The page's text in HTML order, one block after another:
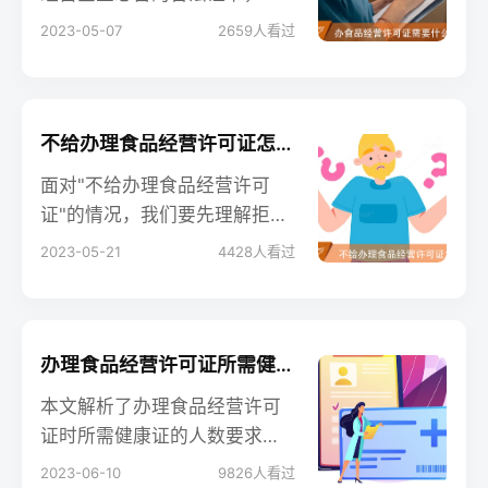
在保障食品安全，维护消费者
2023-05-07 2659人看过
不给办理食品经营许可证怎么办：解决策略与建议
面对"不给办理食品经营许可
证"的情况，我们要先理解拒签
的原因，然后进行适当的整改
静，有条不紊地处理，是解决
问题的关键。
2023-05-21 4428人看过
办理食品经营许可证所需健康证的人数要求解析
本文解析了办理食品经营许可
证时所需健康证的人数要求。
根据不同地区和经营类型的规
2023-06-10 9826人看过